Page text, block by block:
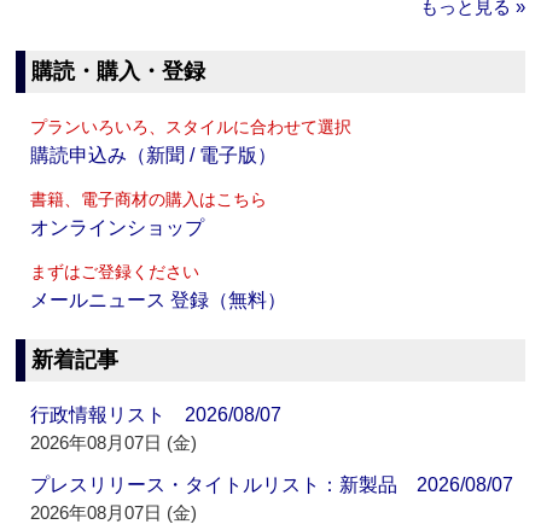
もっと見る »
購読・購入・登録
プランいろいろ、スタイルに合わせて選択
購読申込み（新聞 / 電子版）
書籍、電子商材の購入はこちら
オンラインショップ
まずはご登録ください
メールニュース 登録（無料）
新着記事
行政情報リスト 2026/08/07
2026年08月07日 (金)
プレスリリース・タイトルリスト：新製品 2026/08/07
2026年08月07日 (金)